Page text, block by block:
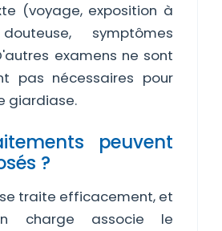
(voyage, exposition à
symptômes
examens ne sont
pas nécessaires pour
giardiase.
peuvent
?
traite efficacement, et
charge associe le